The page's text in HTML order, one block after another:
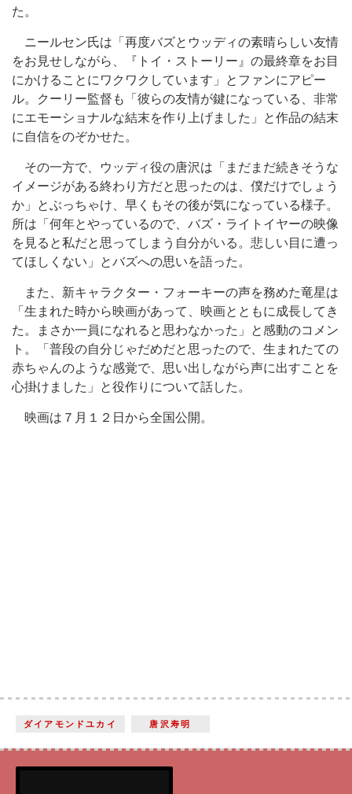
た。
ニールセン氏は「再度バズとウッディの素晴らしい友情
をお見せしながら、『トイ・ストーリー』の最終章をお目
にかけることにワクワクしています」とファンにアピー
ル。クーリー監督も「彼らの友情が鍵になっている、非常
にエモーショナルな結末を作り上げました」と作品の結末
に自信をのぞかせた。
その一方で、ウッディ役の唐沢は「まだまだ続きそうな
イメージがある終わり方だと思ったのは、僕だけでしょう
か」とぶっちゃけ、早くもその後が気になっている様子。
所は「何年とやっているので、バズ・ライトイヤーの映像
を見ると私だと思ってしまう自分がいる。悲しい目に遭っ
てほしくない」とバズへの思いを語った。
また、新キャラクター・フォーキーの声を務めた竜星は
「生まれた時から映画があって、映画とともに成長してき
た。まさか一員になれると思わなかった」と感動のコメン
ト。「普段の自分じゃだめだと思ったので、生まれたての
赤ちゃんのような感覚で、思い出しながら声に出すことを
心掛けました」と役作りについて話した。
映画は７月１２日から全国公開。
ダイアモンドユカイ 唐沢寿明